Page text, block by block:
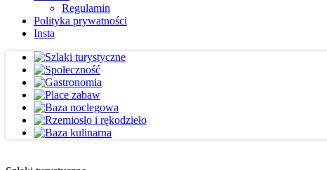
Regulamin
Polityka prywatności
Insta